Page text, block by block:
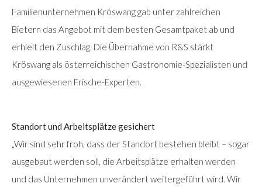
Familienunternehmen Kröswang gab unter zahlreichen
Bietern das Angebot mit dem besten Gesamtpaket ab und
erhielt den Zuschlag. Die Übernahme von R&S stärkt
Kröswang als österreichischen Gastronomie-Spezialisten und
ausgewiesenen Frische-Experten.
Standort und Arbeitsplätze gesichert
„Wir sind sehr froh, dass der Standort bestehen bleibt – sogar
ausgebaut werden soll, die Arbeitsplätze erhalten werden
und das Unternehmen unverändert weitergeführt wird. Wir